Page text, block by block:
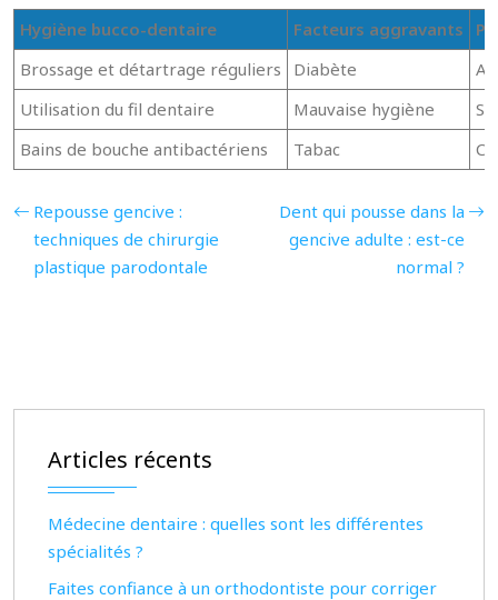
Hygiène bucco-dentaire Facteurs aggravants
Brossage et détartrage réguliers
Diabète
Utilisation du fil dentaire
Mauvaise hygiène
Bains de bouche antibactériens
Tabac
Repousse gencive :
techniques de chirurgie
plastique parodontale
Dent qui pousse dans la
gencive adulte : est-ce
normal ?
Articles récents
Médecine dentaire : quelles sont les différentes
spécialités ?
Faites confiance à un orthodontiste pour corriger